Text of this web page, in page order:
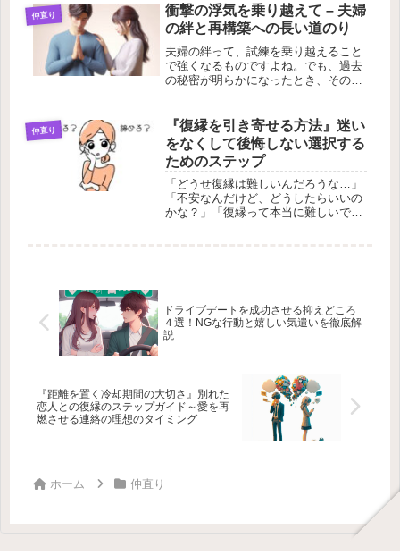
いきます。でも、実は連絡のタイミン
グを逃すと、愛を取り戻すチャンスも
逃し...
仲直り
衝撃の浮気を乗り越えて – 夫婦
の絆と再構築への長い道のり
夫婦の絆って、試練を乗り越えること
で強くなるものですよね。でも、過去
の秘密が明らかになったとき、その絆
んです。衝撃的な告白から始まり、遊
園地でのデート、両親への報告、そし
て...
仲直り
『復縁を引き寄せる方法』迷い
をなくして後悔しない選択する
ためのステップ
「どうせ復縁は難しいんだろうな…」
「不安なんだけど、どうしたらいいの
かな？」「復縁って本当に難しいです
ドライブデートを成功させる抑えどころ
４選！NGな行動と嬉しい気遣いを徹底解
説
『距離を置く冷却期間の大切さ』別れた
恋人との復縁のステップガイド～愛を再
燃させる連絡の理想のタイミング
ホーム 仲直り